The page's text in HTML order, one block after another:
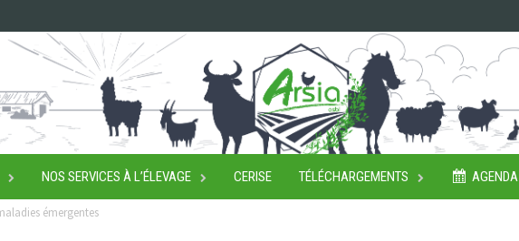
NOS SERVICES À L’ÉLEVAGE CERISE TÉLÉCHARGEMENTS AGENDA
émergentes